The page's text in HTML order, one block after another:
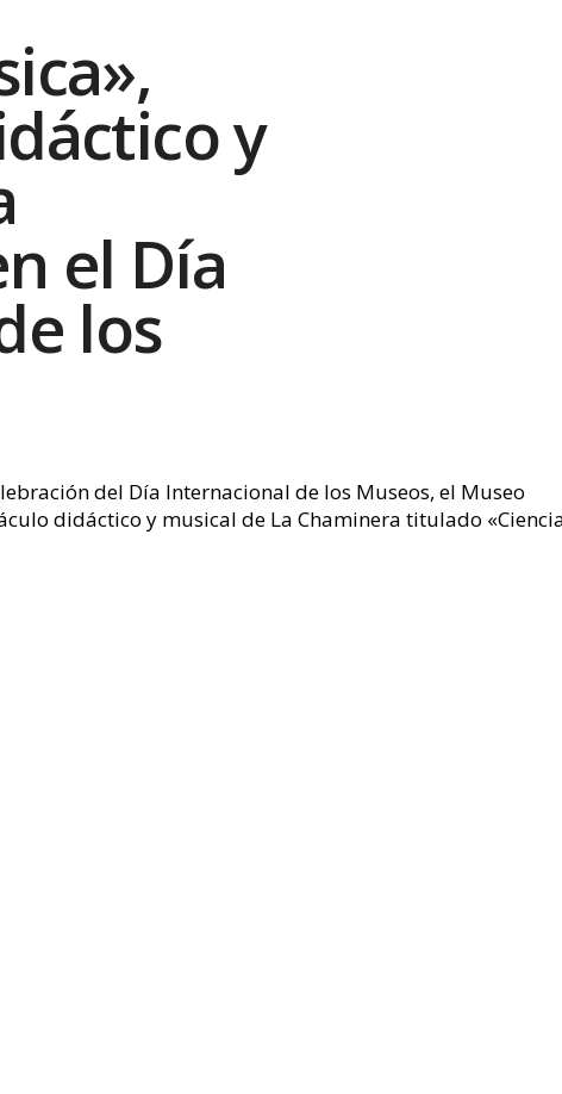
y
el Día
los
del Día Internacional de los Museos, el Museo
didáctico y musical de La Chaminera titulado